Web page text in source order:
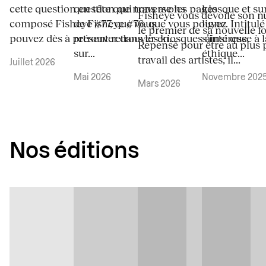
cette question en tête que nous avons
composé Fisheye #77, que vous
pouvez dès à présent retrouver en...
Juillet 2026
question qui traverse les pages
de Fisheye #76, que vous pouvez
retrouver dans les kiosques ainsi que
sur...
Mai 2026
Fisheye vous dévoile son
le premier de sa nouvelle
Repensé pour être au plus
travail des artistes, il...
Mars 2026
kiosque et
ligne.
s’intéresse
éthique...
Novembre
Nos éditions